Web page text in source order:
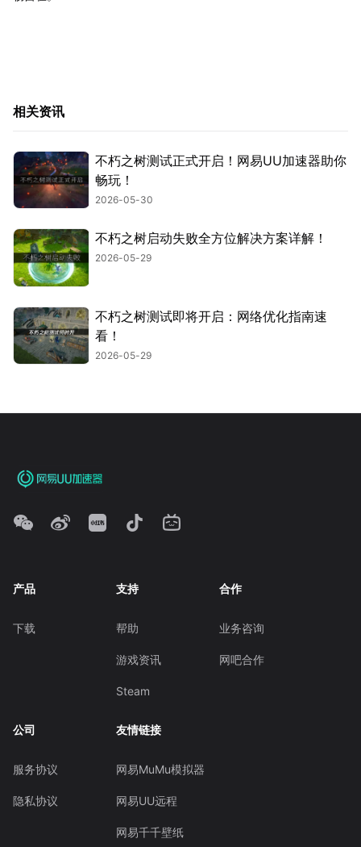
相关资讯
不朽之树测试正式开启！网易UU加速器助你
畅玩！
2026-05-30
不朽之树启动失败全方位解决方案详解！
2026-05-29
不朽之树测试即将开启：网络优化指南速
看！
2026-05-29
产品
下载
支持
帮助
游戏资讯
Steam
合作
业务咨询
网吧合作
公司
服务协议
隐私协议
友情链接
网易MuMu模拟器
网易UU远程
网易千千壁纸